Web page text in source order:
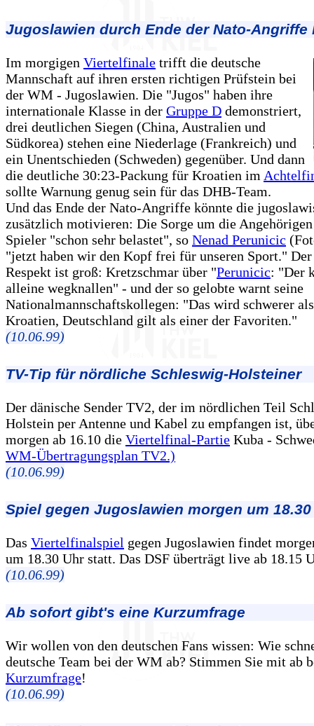
Jugoslawien durch Ende der Nato-Angriffe
Im morgigen Viertelfinale trifft die deutsche
Mannschaft auf ihren ersten richtigen Prüfstein bei
der WM - Jugoslawien. Die "Jugos" haben ihre
internationale Klasse in der Gruppe D demonstriert,
drei deutlichen Siegen (China, Australien und
Südkorea) stehen eine Niederlage (Frankreich) und
ein Unentschieden (Schweden) gegenüber. Und dann
die deutliche 30:23-Packung für Kroatien im
sollte Warnung genug sein für das DHB-Team.
Und das Ende der Nato-Angriffe könnte die
zusätzlich motivieren: Die Sorge um die
Spieler "schon sehr belastet", so Nenad Perunicic
"jetzt haben wir den Kopf frei für unseren Sport." Der
Respekt ist groß: Kretzschmar über "Perunicic: "Der
alleine wegknallen" - und der so gelobte warnt seine
Nationalmannschaftskollegen: "Das wird schwerer
Kroatien, Deutschland gilt als einer der Favoriten."
(10.06.99)
TV-Tip für nördliche Schleswig-Holsteiner
Der dänische Sender TV2, der im nördlichen Teil
Holstein per Antenne und Kabel zu empfangen ist,
morgen ab 16.10 die Viertelfinal-Partie Kuba -
WM-Übertragungsplan TV2.)
(10.06.99)
Spiel gegen Jugoslawien morgen um 18.30
Das Viertelfinalspiel gegen Jugoslawien findet
um 18.30 Uhr statt. Das DSF überträgt live ab 18.15
(10.06.99)
Ab sofort gibt's eine Kurzumfrage
Wir wollen von den deutschen Fans wissen: Wie
deutsche Team bei der WM ab? Stimmen Sie mit ab
Kurzumfrage!
(10.06.99)